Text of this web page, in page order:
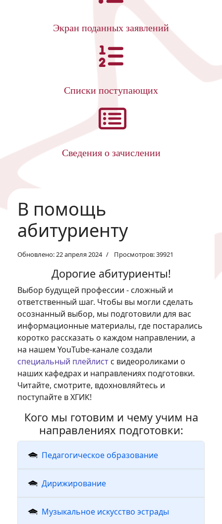
Экран поданных заявлений
Списки поступающих
Сведения о зачислении
В помощь
абитуриенту
Обновлено: 22 апреля 2024 Просмотров: 39921
Дорогие абитуриенты!
Выбор будущей профессии - сложный и
ответственный шаг. Чтобы вы могли сделать
осознанный выбор, мы подготовили для вас
информационные материалы, где постарались
коротко рассказать о каждом направлении, а
на нашем YouTube-канале создали
специальный плейлист с видеороликами о
наших кафедрах и направлениях подготовки.
Читайте, смотрите, вдохновляйтесь и
поступайте в ХГИК!
Кого мы готовим и чему учим на
направлениях подготовки:
Педагогическое образование
Дирижирование
Музыкальное искусство эстрады